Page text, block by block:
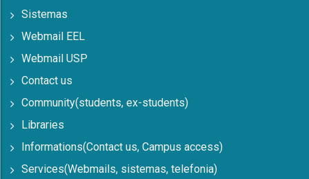
Sistemas
Webmail EEL
Webmail USP
Contact us
Community(students, ex-students)
Libraries
Informations(Contact us, Campus access)
Services(Webmails, sistemas, telefonia)